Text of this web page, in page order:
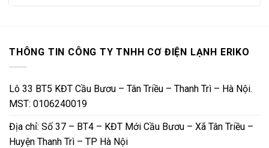
THÔNG TIN CÔNG TY TNHH CƠ ĐIỆN LẠNH ERIKO
Lô 33 BT5 KĐT Cầu Bươu – Tân Triều – Thanh Trì – Hà Nội.
MST: 0106240019
Địa chỉ: Số 37 – BT4 – KĐT Mới Cầu Bươu – Xã Tân Triều –
Huyện Thanh Trì – TP Hà Nội